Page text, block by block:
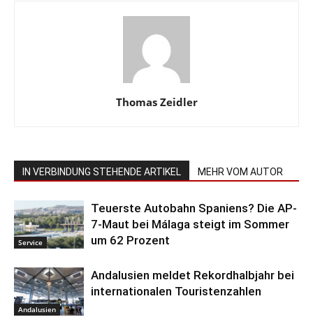
Thomas Zeidler
IN VERBINDUNG STEHENDE ARTIKEL MEHR VOM AUTOR
Service
Teuerste Autobahn Spaniens? Die AP-
7-Maut bei Málaga steigt im Sommer
um 62 Prozent
Andalusien
Andalusien meldet Rekordhalbjahr bei
internationalen Touristenzahlen